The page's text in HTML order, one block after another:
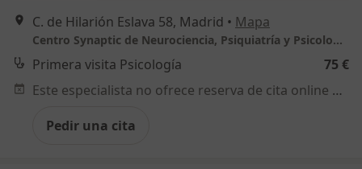
C. de Hilarión Eslava 58, Madrid • Mapa
Centro Synaptic de Neurociencia, Psiquiatría y Psicología
Primera visita Psicología
75 €
Este especialista no ofrece reserva de cita online en esta dirección.
Pedir una cita